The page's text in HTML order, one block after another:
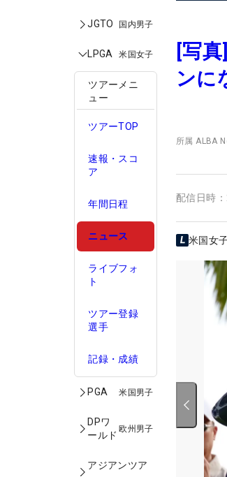
JGTO 国内男子
LPGA 米国女子
ツアーメニ
ュー
ツアーTOP
速報・スコ
ア
年間日程
ニュース
ライブフォ
ト
ツアー登録
選手
記録・成績
PGA 米国男子
DPワ
ールド
欧州男子
アジアンツア
[写
ンに
所属ALBA
配信日時：
米国女